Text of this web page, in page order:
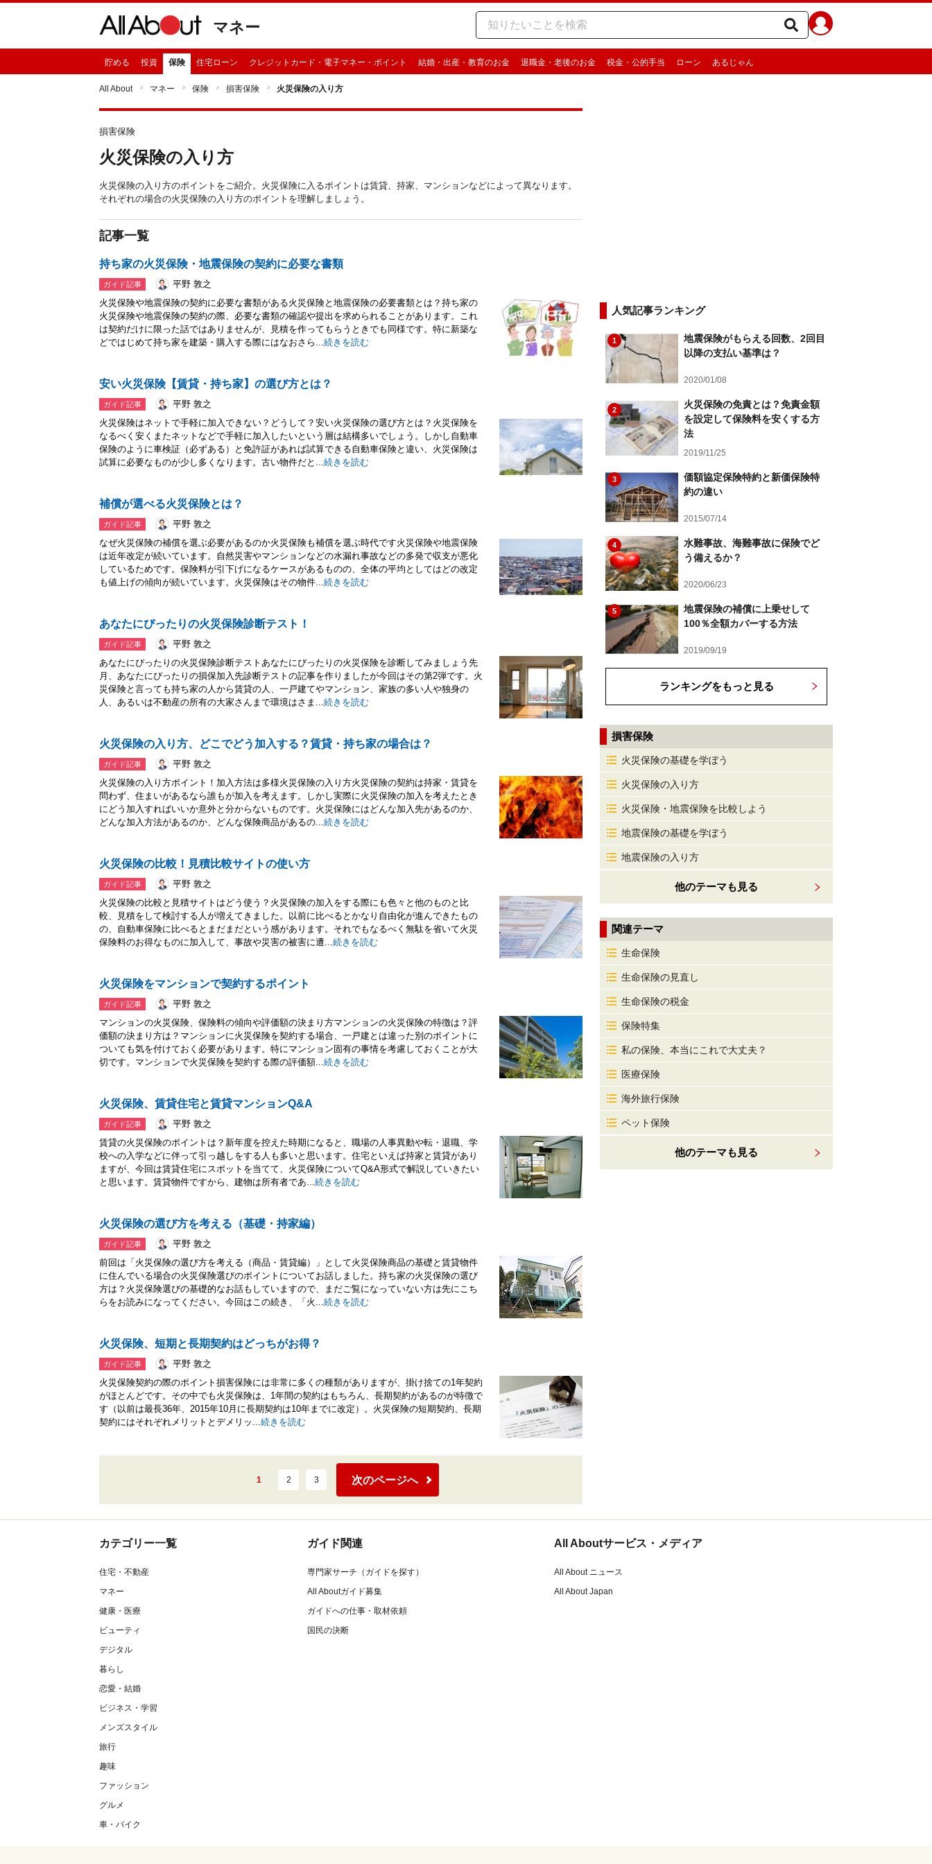
マネー
貯める 投資 保険 住宅ローン クレジットカード・電子マネー・ポイント 結婚・出産・教育のお金 退職金・老後のお金 税金・公的手当 ローン あるじゃん
All About マネー 保険 損害保険 火災保険の入り方
損害保険
火災保険の入り方
火災保険の入り方のポイントをご紹介。火災保険に入るポイントは賃貸、持家、マンションなどによって異なります。
それぞれの場合の火災保険の入り方のポイントを理解しましょう。
記事一覧
持ち家の火災保険・地震保険の契約に必要な書類
ガイド記事
平野 敦之
火災保険や地震保険の契約に必要な書類がある火災保険と地震保険の必要書類とは？持ち家の
火災保険や地震保険の契約の際、必要な書類の確認や提出を求められることがあります。これ
は契約だけに限った話ではありませんが、見積を作ってもらうときでも同様です。特に新築な
どではじめて持ち家を建築・購入する際にはなおさら...続きを読む
安い火災保険【賃貸・持ち家】の選び方とは？
ガイド記事
平野 敦之
火災保険はネットで手軽に加入できない？どうして？安い火災保険の選び方とは？火災保険を
なるべく安くまたネットなどで手軽に加入したいという層は結構多いでしょう。しかし自動車
保険のように車検証（必ずある）と免許証があれば試算できる自動車保険と違い、火災保険は
試算に必要なものが少し多くなります。古い物件だと...続きを読む
補償が選べる火災保険とは？
ガイド記事
平野 敦之
なぜ火災保険の補償を選ぶ必要があるのか火災保険も補償を選ぶ時代です火災保険や地震保険
は近年改定が続いています。自然災害やマンションなどの水漏れ事故などの多発で収支が悪化
しているためです。保険料が引下げになるケースがあるものの、全体の平均としてはどの改定
も値上げの傾向が続いています。火災保険はその物件...続きを読む
あなたにぴったりの火災保険診断テスト！
ガイド記事
平野 敦之
あなたにぴったりの火災保険診断テストあなたにぴったりの火災保険を診断してみましょう先
月、あなたにぴったりの損保加入先診断テストの記事を作りましたが今回はその第2弾です。火
災保険と言っても持ち家の人から賃貸の人、一戸建てやマンション、家族の多い人や独身の
人、あるいは不動産の所有の大家さんまで環境はさま...続きを読む
火災保険の入り方、どこでどう加入する？賃貸・持ち家の場合は？
ガイド記事
平野 敦之
火災保険の入り方ポイント！加入方法は多様火災保険の入り方火災保険の契約は持家・賃貸を
問わず、住まいがあるなら誰もが加入を考えます。しかし実際に火災保険の加入を考えたとき
にどう加入すればいいか意外と分からないものです。火災保険にはどんな加入先があるのか、
どんな加入方法があるのか、どんな保険商品があるの...続きを読む
火災保険の比較！見積比較サイトの使い方
ガイド記事
平野 敦之
火災保険の比較と見積サイトはどう使う？火災保険の加入をする際にも色々と他のものと比
較、見積をして検討する人が増えてきました。以前に比べるとかなり自由化が進んできたもの
の、自動車保険に比べるとまだまだという感があります。それでもなるべく無駄を省いて火災
保険料のお得なものに加入して、事故や災害の被害に遭...続きを読む
火災保険をマンションで契約するポイント
ガイド記事
平野 敦之
マンションの火災保険、保険料の傾向や評価額の決まり方マンションの火災保険の特徴は？評
価額の決まり方は？マンションに火災保険を契約する場合、一戸建とは違った別のポイントに
ついても気を付けておく必要があります。特にマンション固有の事情を考慮しておくことが大
切です。マンションで火災保険を契約する際の評価額...続きを読む
火災保険、賃貸住宅と賃貸マンションQ&A
ガイド記事
平野 敦之
賃貸の火災保険のポイントは？新年度を控えた時期になると、職場の人事異動や転・退職、学
校への入学などに伴って引っ越しをする人も多いと思います。住宅といえば持家と賃貸があり
ますが、今回は賃貸住宅にスポットを当てて、火災保険についてQ&A形式で解説していきたい
と思います。賃貸物件ですから、建物は所有者であ...続きを読む
火災保険の選び方を考える（基礎・持家編）
ガイド記事
平野 敦之
前回は「火災保険の選び方を考える（商品・賃貸編）」として火災保険商品の基礎と賃貸物件
に住んでいる場合の火災保険選びのポイントについてお話しました。持ち家の火災保険の選び
方は？火災保険選びの基礎的なお話もしていますので、まだご覧になっていない方は先にこち
らをお読みになってください。今回はこの続き、「火...続きを読む
火災保険、短期と長期契約はどっちがお得？
ガイド記事
平野 敦之
火災保険契約の際のポイント損害保険には非常に多くの種類がありますが、掛け捨ての1年契約
がほとんどです。その中でも火災保険は、1年間の契約はもちろん、長期契約があるのが特徴で
す（以前は最長36年、2015年10月に長期契約は10年までに改定）。火災保険の短期契約、長期
契約にはそれぞれメリットとデメリッ...続きを読む
1 2 3 次のページへ
人気記事ランキング
1
地震保険がもらえる回数、2回目
以降の支払い基準は？
2020/01/08
2
火災保険の免責とは？免責金額
を設定して保険料を安くする方
法
2019/11/25
3
価額協定保険特約と新価保険特
約の違い
2015/07/14
4
水難事故、海難事故に保険でど
う備えるか？
2020/06/23
5
地震保険の補償に上乗せして
100％全額カバーする方法
2019/09/19
ランキングをもっと見る
損害保険
火災保険の基礎を学ぼう
火災保険の入り方
火災保険・地震保険を比較しよう
地震保険の基礎を学ぼう
地震保険の入り方
他のテーマも見る
関連テーマ
生命保険
生命保険の見直し
生命保険の税金
保険特集
私の保険、本当にこれで大丈夫？
医療保険
海外旅行保険
ペット保険
他のテーマも見る
カテゴリー一覧
住宅・不動産
マネー
健康・医療
ビューティ
デジタル
暮らし
恋愛・結婚
ビジネス・学習
メンズスタイル
旅行
趣味
ファッション
グルメ
車・バイク
ガイド関連
専門家サーチ（ガイドを探す）
All Aboutガイド募集
ガイドへの仕事・取材依頼
国民の決断
All Aboutサービス・メディア
All About ニュース
All About Japan